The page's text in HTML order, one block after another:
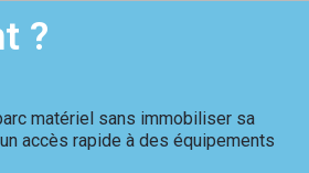
?
matériel sans immobiliser sa
accès rapide à des équipements